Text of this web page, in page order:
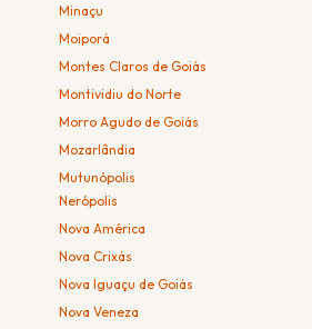
Minaçu
Moiporá
Montes Claros de Goiás
Montividiu do Norte
Morro Agudo de Goiás
Mozarlândia
Mutunópolis
Nerópolis
Nova América
Nova Crixás
Nova Iguaçu de Goiás
Nova Veneza